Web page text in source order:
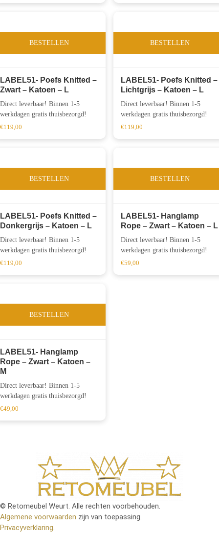
BESTELLEN
LABEL51- Poefs Knitted –
Zwart – Katoen – L
Direct leverbaar! Binnen 1-5
werkdagen gratis thuisbezorgd!
€119,00
BESTELLEN
LABEL51- Poefs Knitted –
Lichtgrijs – Katoen – L
Direct leverbaar! Binnen 1-5
werkdagen gratis thuisbezorgd!
€119,00
BESTELLEN
LABEL51- Poefs Knitted –
Donkergrijs – Katoen – L
Direct leverbaar! Binnen 1-5
werkdagen gratis thuisbezorgd!
€119,00
BESTELLEN
LABEL51- Hanglamp
Rope – Zwart – Katoen – L
Direct leverbaar! Binnen 1-5
werkdagen gratis thuisbezorgd!
€59,00
BESTELLEN
LABEL51- Hanglamp
Rope – Zwart – Katoen –
M
Direct leverbaar! Binnen 1-5
werkdagen gratis thuisbezorgd!
€49,00
© Retomeubel Weurt. Alle rechten voorbehouden.
Algemene voorwaarden zijn van toepassing.
Privacyverklaring.